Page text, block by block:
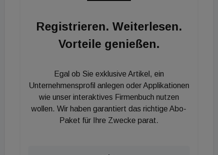
Registrieren. Weiterlesen.
Vorteile genießen.
Egal ob Sie exklusive Artikel, ein
Unternehmensprofil anlegen oder Applikationen
wie unser interaktives Firmenbuch nutzen
wollen. Wir haben garantiert das richtige Abo-
Paket für Ihre Zwecke parat.